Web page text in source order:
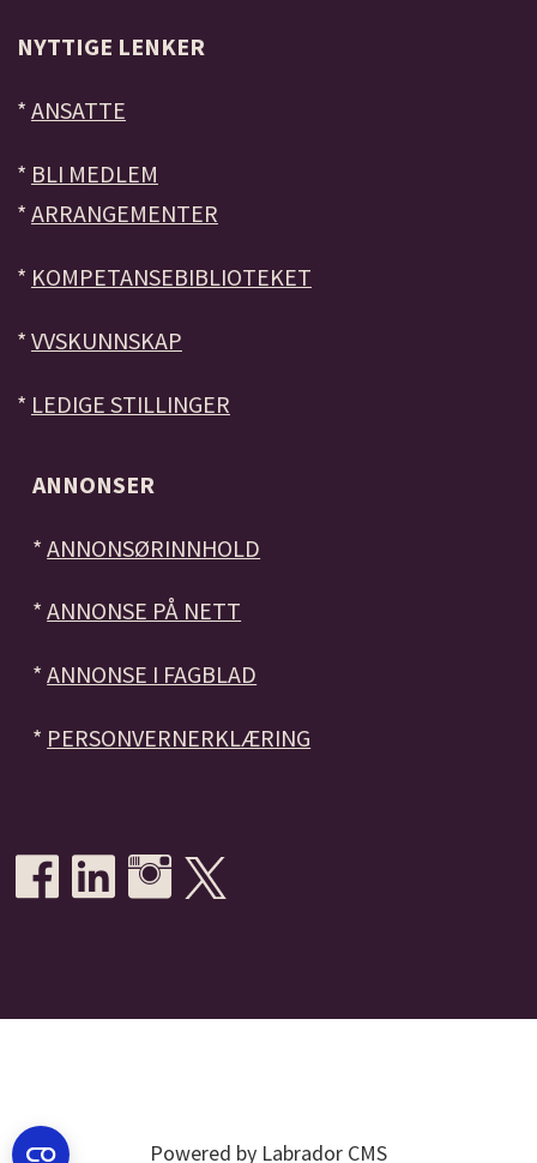
NYTTIGE LENKER
* ANSATTE
* BLI MEDLEM
* ARRANGEMENTER
* KOMPETANSEBIBLIOTEKET
* VVSKUNNSKAP
* LEDIGE STILLINGER
ANNONSER
*ANNONSØRINNHOLD
*ANNONSE PÅ NETT
*ANNONSE I FAGBLAD
* PERSONVERNERKLÆRING
Powered by Labrador CMS